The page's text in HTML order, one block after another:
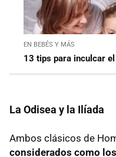
EN BEBÉS Y MÁS
13 tips para inculcar
La Odisea y la Ilíada
Ambos clásicos de
considerados como